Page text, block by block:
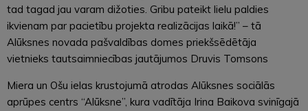
tad tagad jau varam dižoties. Gribu pateikt lielu paldies
ikvienam par pacietību projekta realizācijas laikā!” – tā
Alūksnes novada pašvaldības domes priekšsēdētāja
vietnieks tautsaimniecības jautājumos Druvis Tomsons
Miera un Ošu ielas krustojumā atrodas Alūksnes sociālās
aprūpes centrs “Alūksne”, kura vadītāja Irina Baikova svinīgajā